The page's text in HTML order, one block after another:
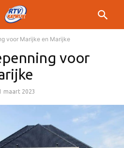
voor Marijke en Marijke
voor
maart 2023